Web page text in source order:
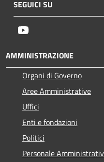
SEGUICI SU
AMMINISTRAZIONE
Organi di Governo
Aree Amministrative
Uffici
Enti e fondazioni
Politici
Personale